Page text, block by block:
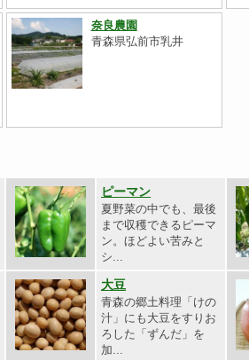
奈良農園
青森県弘前市乳井
ピーマン
夏野菜の中でも、最後
まで収穫できるピーマ
ン。ほどよい苦みと
シ...
大豆
青森の郷土料理「けの
汁」にも大豆をすりお
ろした「ずんだ」を
加...